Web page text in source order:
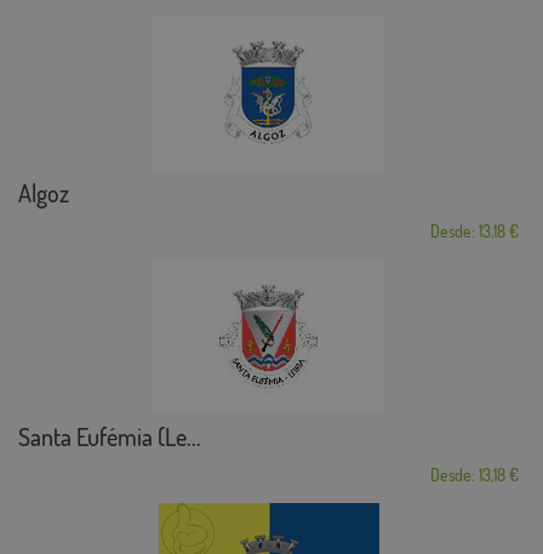
Algoz
Desde: 13,18 €
Santa Eufémia (Le...
Desde: 13,18 €